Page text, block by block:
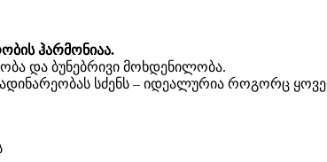
ჰარმონიაა.
და ბუნებრივი მოხდენილობა.
სძენს – იდეალურია როგორც